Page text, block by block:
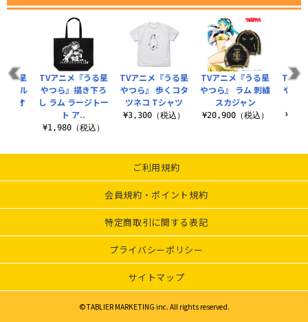
TVアニメ『うる星
やつら』 歩くコタ
ツネコ Tシャツ
¥3,300（税込）
TVアニメ『うる星
やつら』 ラム 刺繍
スカジャン
¥20,900（税込）
TVア
やつ
る星
フル
タオ
TVアニメ『うる星
やつら』描き下ろ
し ラム ラージトー
ト ア..
¥1,980（税込）
ご利用規約
会員規約・ポイント規約
特定商取引に関する表記
プライバシーポリシー
サイトマップ
©TABLIER MARKETING inc. All rights reserved.